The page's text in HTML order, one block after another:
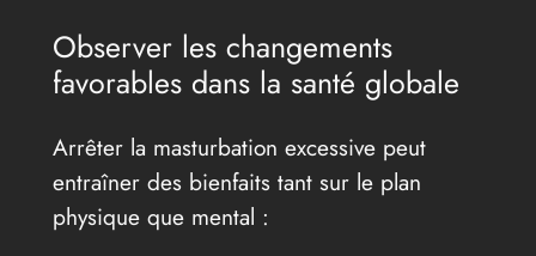
Observer les changements
favorables dans la santé globale
Arrêter la masturbation excessive peut
entraîner des bienfaits tant sur le plan
physique que mental :